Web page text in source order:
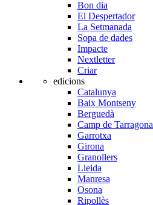
Bon dia
El Despertador
La Setmanada
Sopa de dades
Impacte
Nextletter
Criar
edicions
Catalunya
Baix Montseny
Berguedà
Camp de Tarragona
Garrotxa
Girona
Granollers
Lleida
Manresa
Osona
Ripollès